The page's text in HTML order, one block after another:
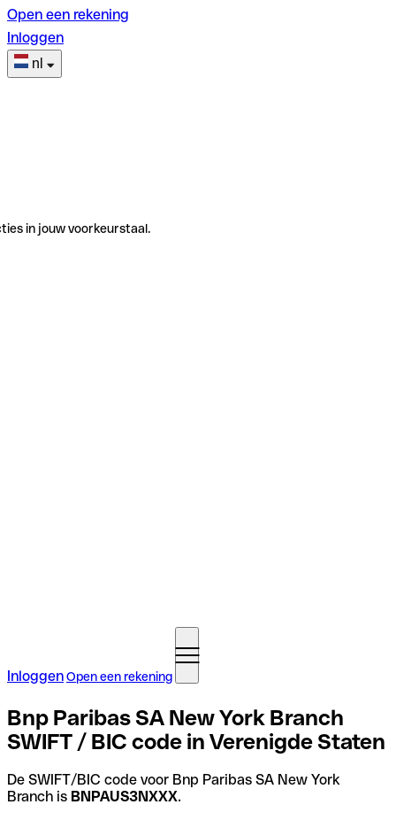
Open een rekening
Inloggen
nl
in jouw voorkeurstaal.
InloggenOpen een rekening
Bnp Paribas SA New York Branch
SWIFT / BIC code in Verenigde Staten
De SWIFT/BIC code voor Bnp Paribas SA New York
Branch is BNPAUS3NXXX.